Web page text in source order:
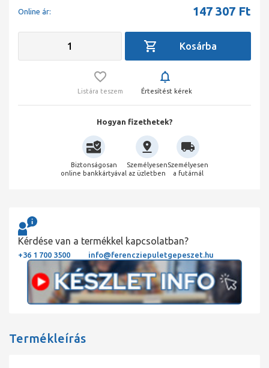
Online ár: 147 307 Ft
Listára teszem Értesítést kérek
Hogyan fizethetek?
Biztonságosan
online bankkártyával
Személyesen
az üzletben
Személyesen
a futárnál
Kérdése van a termékkel kapcsolatban?
+36 1 700 3500 info@ferencziepuletgepeszet.hu
Termékleírás